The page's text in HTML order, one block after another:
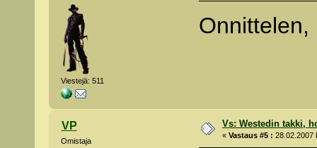
Viestejä: 511
VP
Omistaja
Vs: Westedin takki,
«Vastaus #5 : 28.02.2007